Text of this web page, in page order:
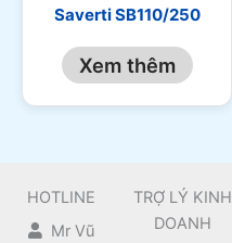
Saverti SB110/250
Xem thêm
HOTLINE
Mr Vũ
TRỢ LÝ KINH
DOANH